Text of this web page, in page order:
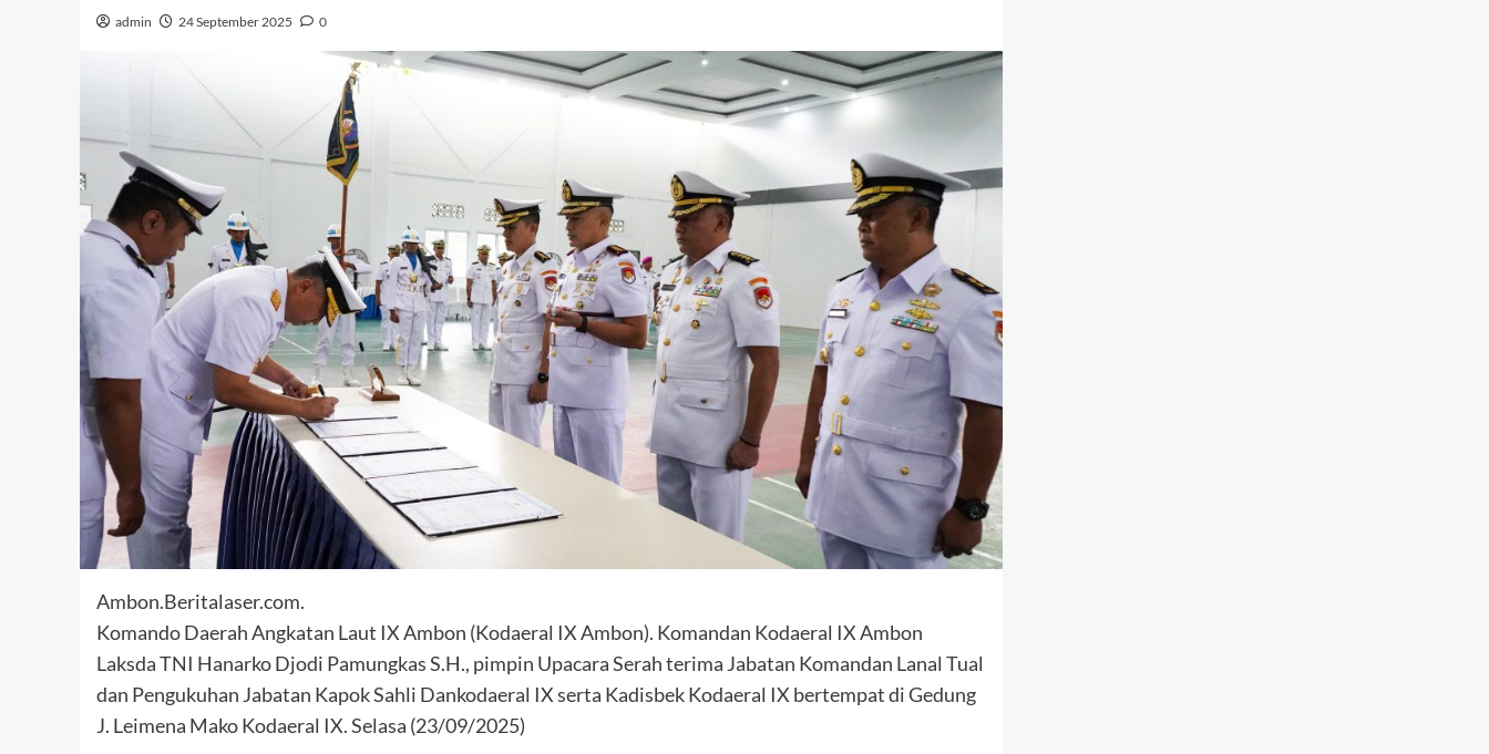
admin 24 September 2025 0
Ambon.Beritalaser.com.
Komando Daerah Angkatan Laut IX Ambon (Kodaeral IX Ambon). Komandan Kodaeral IX Ambon
Laksda TNI Hanarko Djodi Pamungkas S.H., pimpin Upacara Serah terima Jabatan Komandan Lanal Tual
dan Pengukuhan Jabatan Kapok Sahli Dankodaeral IX serta Kadisbek Kodaeral IX bertempat di Gedung
J. Leimena Mako Kodaeral IX. Selasa (23/09/2025)